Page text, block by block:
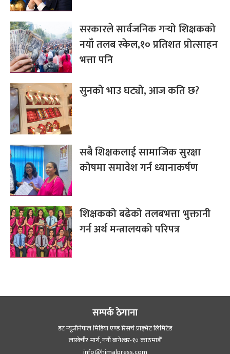
सरकारले सार्वजनिक गर्‍यो शिक्षकको
नयाँ तलब स्केल,१० प्रतिशत प्रोत्साहन
भत्ता पनि
सुनको भाउ घट्यो, आज कति छ?
सबै शिक्षकलाई सामाजिक सुरक्षा
कोषमा समावेश गर्न ध्यानाकर्षण
शिक्षकको बढेको तलबभत्ता भुक्तानी
गर्न अर्थ मन्त्रालयको परिपत्र
सम्पर्क ठेगाना
डट न्यूजीनेपाल मिडिया एण्ड रिसर्च प्राइभेट लिमिटेड
लाखेचौर मार्ग, नयाँ बानेश्‍वर-१० काठमाडौँ